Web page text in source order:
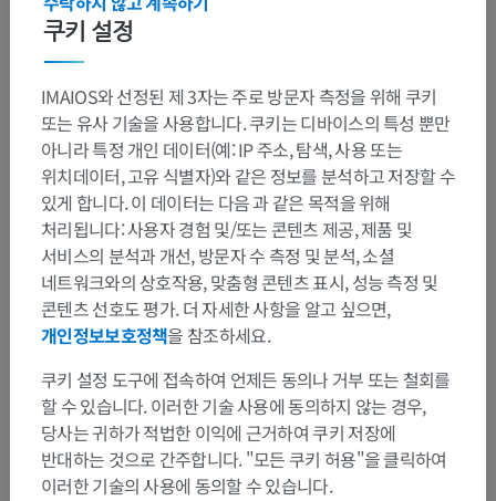
쿠키 설정
IMAIOS와 선정된 제 3자는 주로 방문자 측정을 위해 쿠키
또는 유사 기술을 사용합니다. 쿠키는 디바이스의 특성 뿐만
아니라 특정 개인 데이터(예: IP 주소, 탐색, 사용 또는
위치데이터, 고유 식별자)와 같은 정보를 분석하고 저장할 수
있게 합니다. 이 데이터는 다음 과 같은 목적을 위해
처리됩니다: 사용자 경험 및/또는 콘텐츠 제공, 제품 및
서비스의 분석과 개선, 방문자 수 측정 및 분석, 소셜
네트워크와의 상호작용, 맞춤형 콘텐츠 표시, 성능 측정 및
콘텐츠 선호도 평가. 더 자세한 사항을 알고 싶으면,
개인정보보호정책을 참조하세요.
쿠키 설정 도구에 접속하여 언제든 동의나 거부 또는 철회를
할 수 있습니다. 이러한 기술 사용에 동의하지 않는 경우,
당사는 귀하가 적법한 이익에 근거하여 쿠키 저장에
반대하는 것으로 간주합니다. "모든 쿠키 허용"을 클릭하여
이러한 기술의 사용에 동의할 수 있습니다.